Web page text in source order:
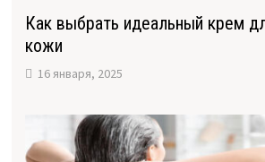
Как выбрать идеальный крем
кожи
16 января, 2025